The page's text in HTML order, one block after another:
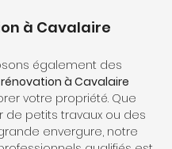
à Cavalaire
également des
à Cavalaire
votre propriété. Que
de petits travaux ou des
envergure, notre